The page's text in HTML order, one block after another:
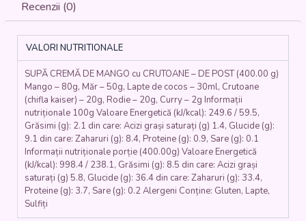
CRUTOANE
lapte
mere,
curry,
rodie,
crutoane)
Recenzii (0)
VALORI NUTRITIONALE
SUPĂ CREMĂ DE MANGO cu CRUTOANE – DE POST (400.00 g)
Mango – 80g, Măr – 50g, Lapte de cocos – 30ml, Crutoane
(chifla kaiser) – 20g, Rodie – 20g, Curry – 2g Informații
nutriționale 100g Valoare Energetică (kJ/kcal): 249.6 / 59.5,
Grăsimi (g): 2.1 din care: Acizi grași saturați (g) 1.4, Glucide (g):
9.1 din care: Zaharuri (g): 8.4, Proteine (g): 0.9, Sare (g): 0.1
Informații nutriționale porție (400.00g) Valoare Energetică
(kJ/kcal): 998.4 / 238.1, Grăsimi (g): 8.5 din care: Acizi grași
saturați (g) 5.8, Glucide (g): 36.4 din care: Zaharuri (g): 33.4,
Proteine (g): 3.7, Sare (g): 0.2 Alergeni Conține: Gluten, Lapte,
Sulfiți